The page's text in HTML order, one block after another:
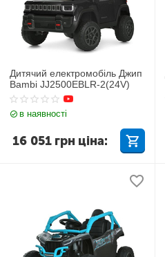
Дитячий електромобіль Джип
Bambi JJ2500EBLR-2(24V)
в наявності
16 051 грн ціна: